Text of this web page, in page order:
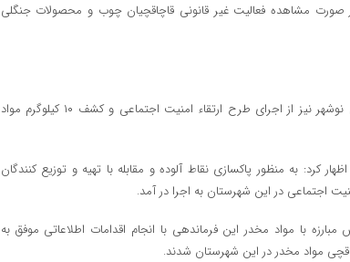
صورت مشاهده فعالیت غیر قانونی قاچاقچیان چوب و محصولات جنگلی
سرهنگ درویشی، فرمانده انتظامی شهرستان نوشهر نیز از اجرای طرح ارتقاء امنیت اجتماعی و کشف ۱۰ کیلوگرم مواد
کرد: به منظور پاکسازی نقاط آلوده و مقابله با تهیه و توزیع کنندگان
اجتماعی در این شهرستان به اجرا در آمد.
با مواد مخدر این فرماندهی با انجام اقدامات اطلاعاتی موفق به
مواد مخدر در این شهرستان شدند.